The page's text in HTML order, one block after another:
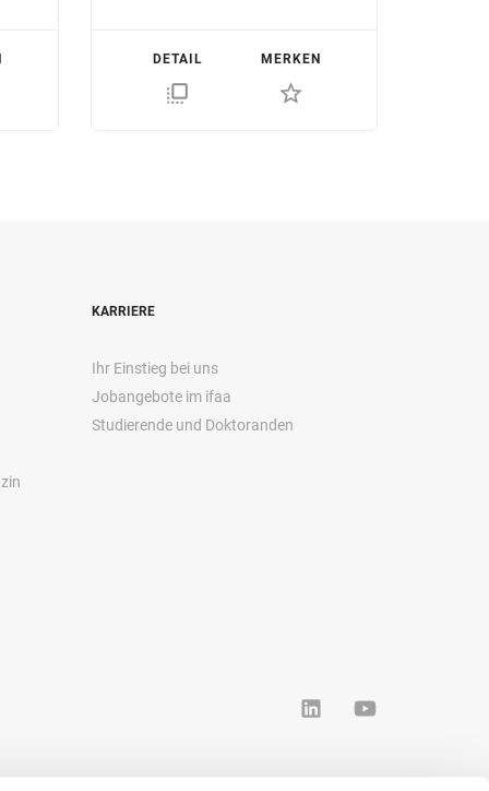
DETAIL
flip_to_front
MERKEN
star_border
KARRIERE
Ihr Einstieg bei uns
Jobangebote im ifaa
Studierende und Doktoranden